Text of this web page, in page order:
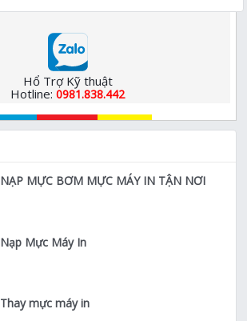
Hổ Trợ Kỹ thuật
Hotline:0981.838.442
NẠP MỰC BƠM MỰC MÁY IN TẬN NƠI
Nạp Mực Máy In
Thay mực máy in